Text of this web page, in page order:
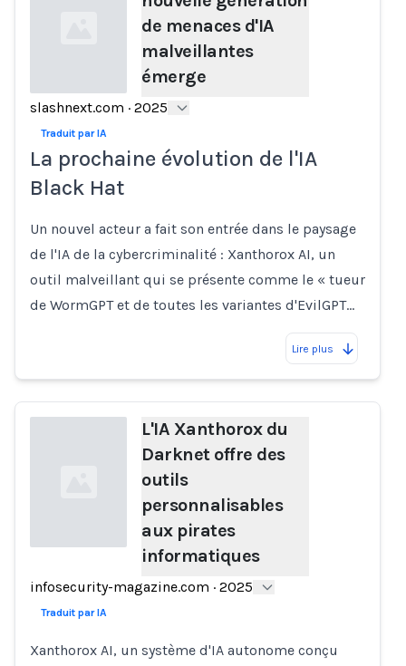
Loading...
de menaces d'IA
malveillantes
émerge
slashnext.com · 2025
Traduit par IA
La prochaine évolution de l'IA
Black Hat
Un nouvel acteur a fait son entrée dans le paysage
de l'IA de la cybercriminalité : Xanthorox AI, un
outil malveillant qui se présente comme le « tueur
de WormGPT et de toutes les variantes d'EvilGPT…
Lire plus
Loading...
L'IA Xanthorox du
Darknet offre des
outils
personnalisables
aux pirates
informatiques
infosecurity-magazine.com · 2025
Traduit par IA
Xanthorox AI, un système d'IA autonome conçu